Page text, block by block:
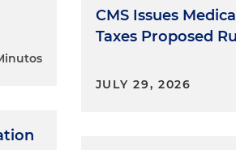
CMS Issues
Taxes Proposed
JULY 29, 2026